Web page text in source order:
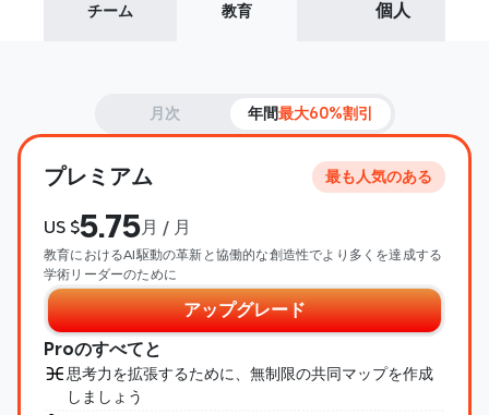
個人
チーム 教育
月次 年間最大60%割引
最も人気のある
プレミアム
US $5.75月 / 月
教育におけるAI駆動の革新と協働的な創造性でより多くを達成する
学術リーダーのために
アップグレード
Proのすべてと
思考力を拡張するために、無制限の共同マップを作成
しましょう